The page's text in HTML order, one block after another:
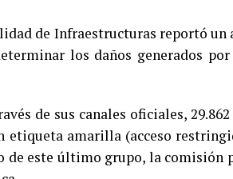
de Infraestructuras reportó un
los daños generados
de sus canales oficiales,
etiqueta amarilla (acceso
este último grupo, la comisión